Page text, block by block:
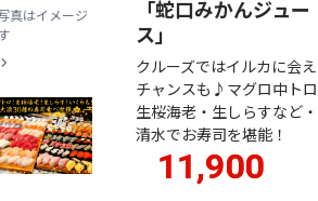
真はイメージ
chevron_right
「蛇口みかんジュー
ス」
クルーズではイルカに会
チャンスも♪マグロ中ト
生桜海老・生しらすなど
清水でお寿司を堪能！
11,900